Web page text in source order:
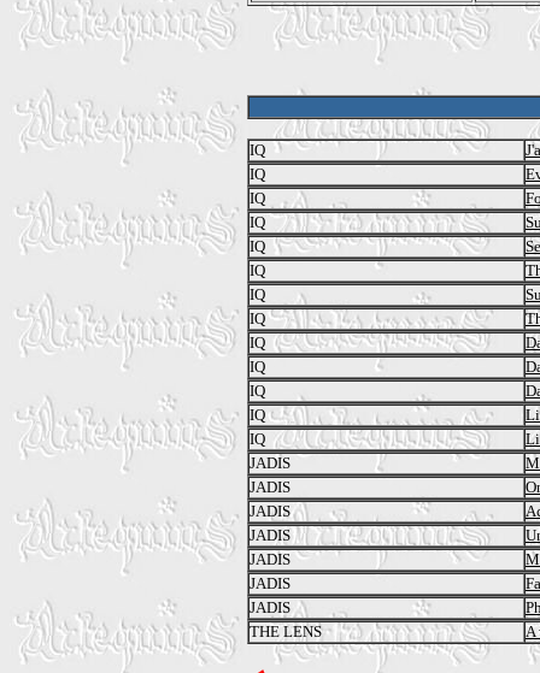
IQ
IQ
IQ
IQ
IQ
IQ
IQ
IQ
IQ
IQ
IQ
IQ
IQ
JADIS
JADIS
JADIS
JADIS
JADIS
JADIS
JADIS
THE LENS
A